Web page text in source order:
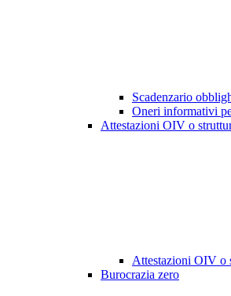
Scadenzario
Oneri informativi
Attestazioni OIV o
Attestazioni OIV o
Burocrazia zero